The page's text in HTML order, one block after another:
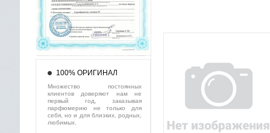
100% ОРИГИНАЛ
Множество постоянных
клиентов доверяют нам не
первый год, заказывая
парфюмерию не только для
себя, но и для близких, родных,
любимых.